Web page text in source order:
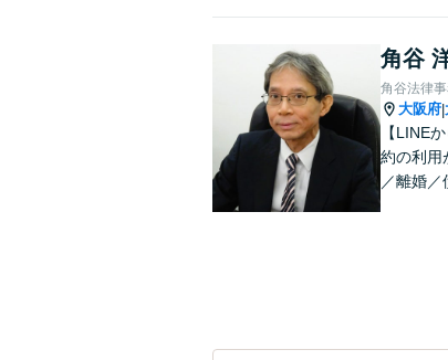
角谷
角谷法律
大阪府|
【LINE
約の利用
／離婚